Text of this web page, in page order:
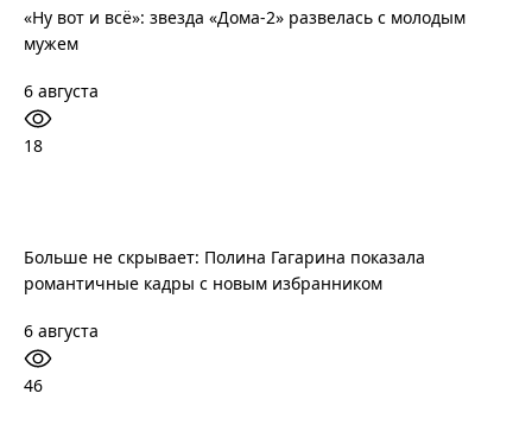
«Ну вот и всё»: звезда «Дома-2» развелась с молодым
мужем
6 августа
18
Больше не скрывает: Полина Гагарина показала
романтичные кадры с новым избранником
6 августа
46